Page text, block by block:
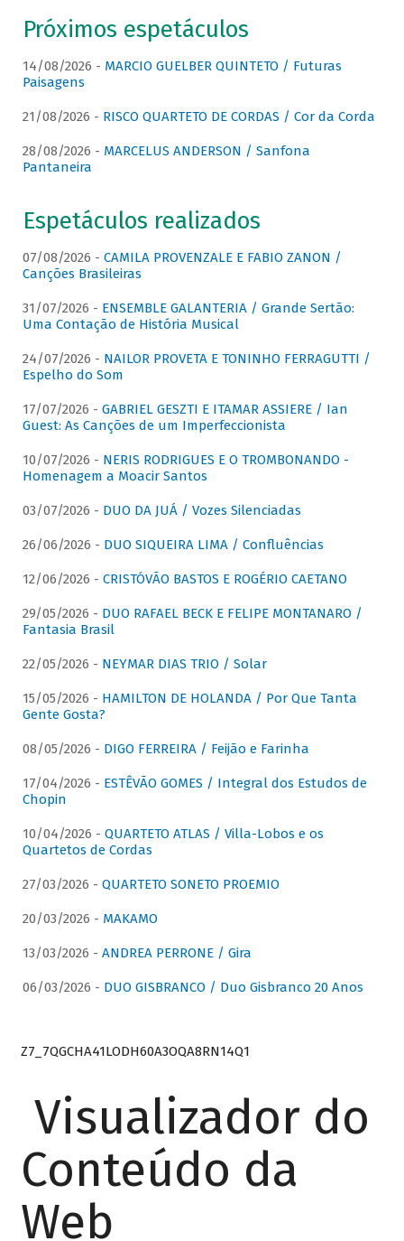
Próximos espetáculos
14/08/2026 - MARCIO GUELBER QUINTETO / Futuras
Paisagens
21/08/2026 - RISCO QUARTETO DE CORDAS / Cor da Corda
28/08/2026 - MARCELUS ANDERSON / Sanfona
Pantaneira
Espetáculos realizados
07/08/2026 - CAMILA PROVENZALE E FABIO ZANON /
Canções Brasileiras
31/07/2026 - ENSEMBLE GALANTERIA / Grande Sertão:
Uma Contação de História Musical
24/07/2026 - NAILOR PROVETA E TONINHO FERRAGUTTI /
Espelho do Som
17/07/2026 - GABRIEL GESZTI E ITAMAR ASSIERE / Ian
Guest: As Canções de um Imperfeccionista
10/07/2026 - NERIS RODRIGUES E O TROMBONANDO -
Homenagem a Moacir Santos
03/07/2026 - DUO DA JUÁ / Vozes Silenciadas
26/06/2026 - DUO SIQUEIRA LIMA / Confluências
12/06/2026 - CRISTÓVÃO BASTOS E ROGÉRIO CAETANO
29/05/2026 - DUO RAFAEL BECK E FELIPE MONTANARO /
Fantasia Brasil
22/05/2026 - NEYMAR DIAS TRIO / Solar
15/05/2026 - HAMILTON DE HOLANDA / Por Que Tanta
Gente Gosta?
08/05/2026 - DIGO FERREIRA / Feijão e Farinha
17/04/2026 - ESTÊVÃO GOMES / Integral dos Estudos de
Chopin
10/04/2026 - QUARTETO ATLAS / Villa-Lobos e os
Quartetos de Cordas
27/03/2026 - QUARTETO SONETO PROEMIO
20/03/2026 - MAKAMO
13/03/2026 - ANDREA PERRONE / Gira
06/03/2026 - DUO GISBRANCO / Duo Gisbranco 20 Anos
Z7_7QGCHA41LODH60A3OQA8RN14Q1
Visualizador do
Conteúdo da
Web